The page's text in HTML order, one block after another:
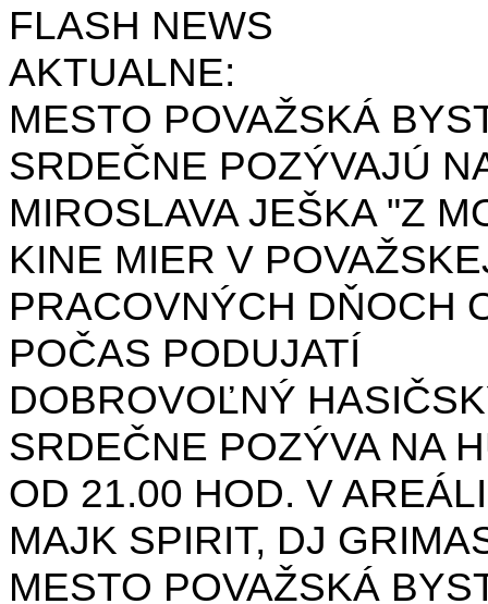
FLASH NEWS
AKTUALNE:
MESTO POVAŽSKÁ
SRDEČNE POZÝVAJÚ
MIROSLAVA JEŠKA "Z
KINE MIER V
PRACOVNÝCH DŇOCH
POČAS PODUJATÍ
DOBROVOĽNÝ
SRDEČNE POZÝVA NA
OD 21.00 HOD. V
MAJK SPIRIT, DJ
MESTO POVAŽSKÁ